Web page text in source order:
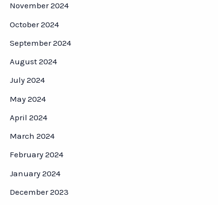
November 2024
October 2024
September 2024
August 2024
July 2024
May 2024
April 2024
March 2024
February 2024
January 2024
December 2023